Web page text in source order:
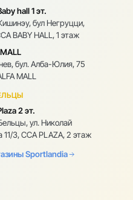
hall 1 эт.
бул Негруцци,
BABY HALL, 1 этаж
бул. Алба-Юлия, 75
MALL
2 эт.
ул. Николай
11/3, CCA PLAZA, 2 этаж
Sportlandia